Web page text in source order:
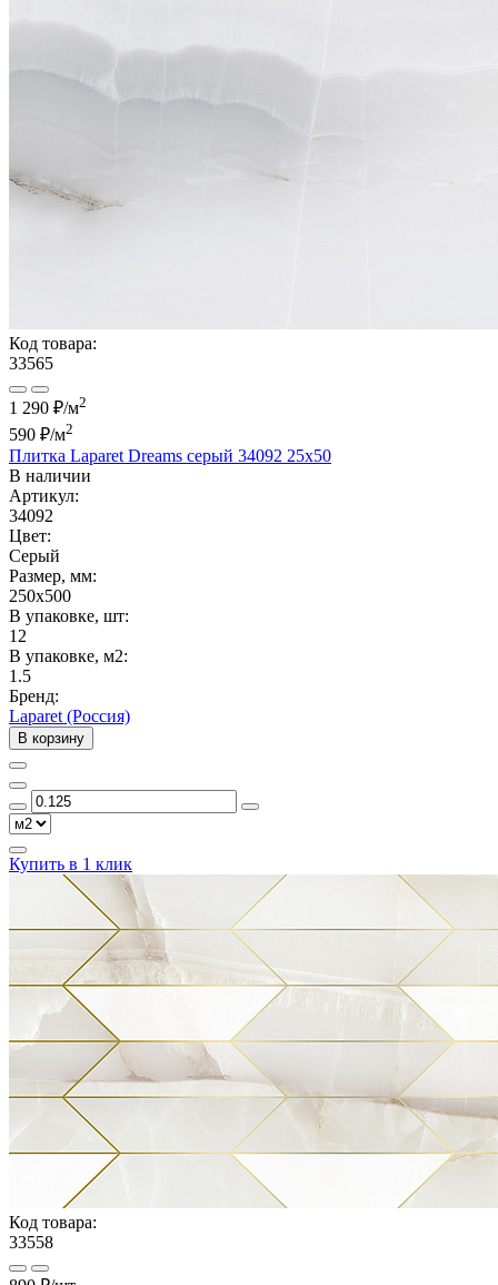
Код товара:
33565
1 290 ₽/м2
590 ₽/м2
Плитка Laparet Dreams серый 34092 25х50
В наличии
Артикул:
34092
Цвет:
Серый
Размер, мм:
250x500
В упаковке, шт:
12
В упаковке, м2:
1.5
Бренд:
Laparet (Россия)
В корзину
Купить в 1 клик
Код товара:
33558